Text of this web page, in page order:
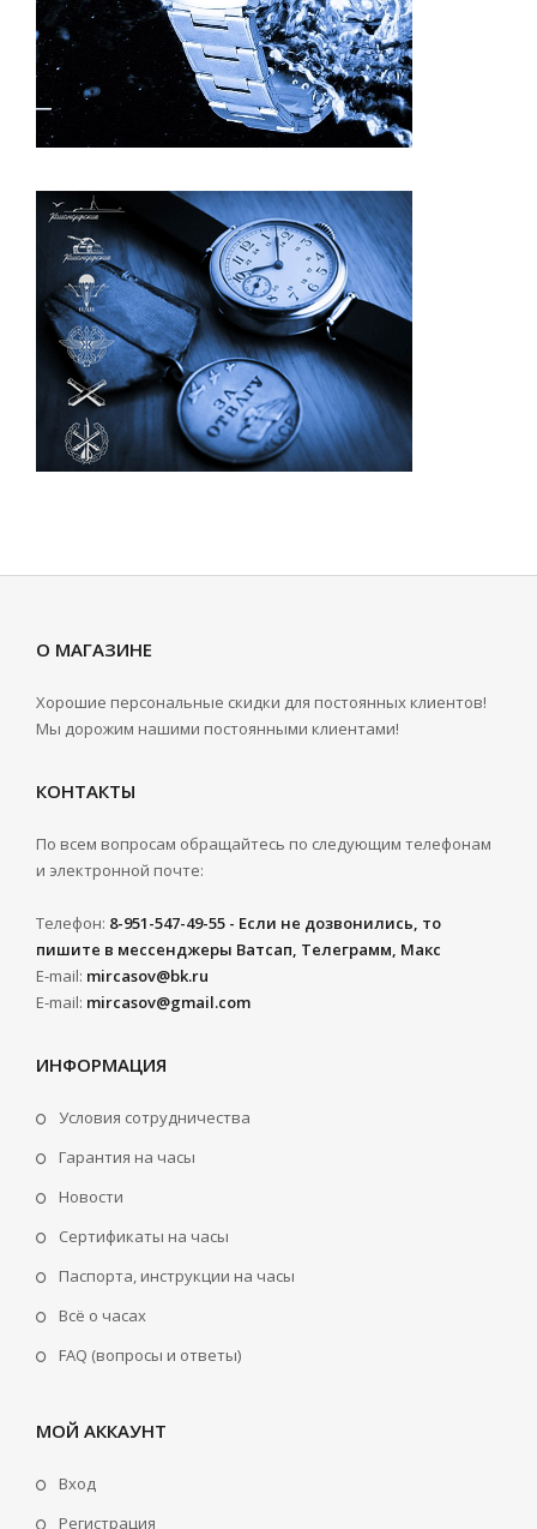
О МАГАЗИНЕ
Хорошие персональные скидки для постоянных клиентов!
Мы дорожим нашими постоянными клиентами!
КОНТАКТЫ
По всем вопросам обращайтесь по следующим телефонам
и электронной почте:
Телефон: 8-951-547-49-55 - Если не дозвонились, то
пишите в мессенджеры Ватсап, Телеграмм, Макс
E-mail: mircasov@bk.ru
E-mail: mircasov@gmail.com
ИНФОРМАЦИЯ
Условия сотрудничества
Гарантия на часы
Новости
Сертификаты на часы
Паспорта, инструкции на часы
Всё о часах
FAQ (вопросы и ответы)
МОЙ АККАУНТ
Вход
Регистрация